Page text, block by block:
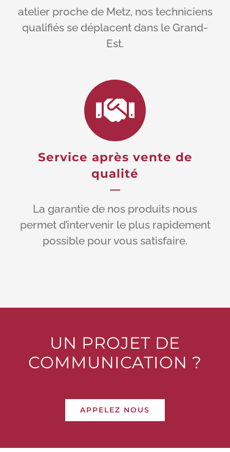
atelier proche de Metz, nos techniciens
qualifiés se déplacent dans le Grand-
Est.
Service après vente de
qualité
La garantie de nos produits nous
permet d’intervenir le plus rapidement
possible pour vous satisfaire.
UN PROJET DE
COMMUNICATION ?
APPELEZ NOUS